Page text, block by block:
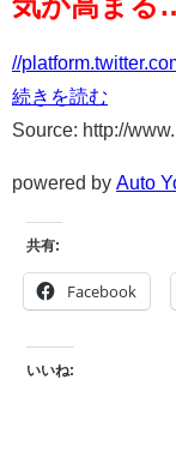
//
続きを読む
Source: http://
powered by Auto
共有:
Facebook
いいね: